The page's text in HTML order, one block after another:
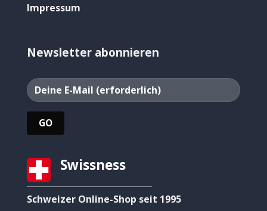
Impressum
Newsletter abonnieren
Swissness
Schweizer Online-Shop seit 1995